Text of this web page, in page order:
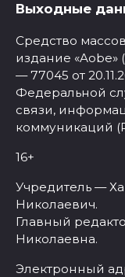
Выходные
Средство
издание
— 77045 от
Федеральной
связи,
коммуникаций
16+
Учредитель —
Николаевич.
Главный
Николаевна.
Электронный